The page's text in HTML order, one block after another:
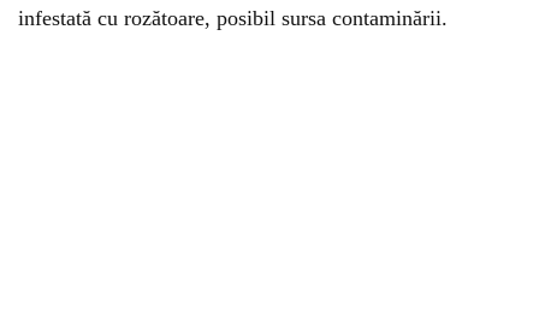
infestată cu rozătoare, posibil sursa contaminării.